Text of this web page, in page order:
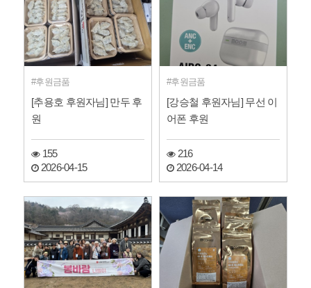
후원금품
[추용호 후원자님] 만두 후
원
155
2026-04-15
후원금품
[강승철 후원자님] 무선 이
어폰 후원
216
2026-04-14